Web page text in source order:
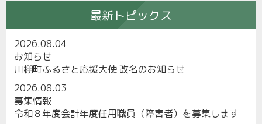
最新トピックス
2026.08.04
お知らせ
川棚町ふるさと応援大使 改名のお知らせ
2026.08.03
募集情報
令和８年度会計年度任用職員（障害者）を募集します